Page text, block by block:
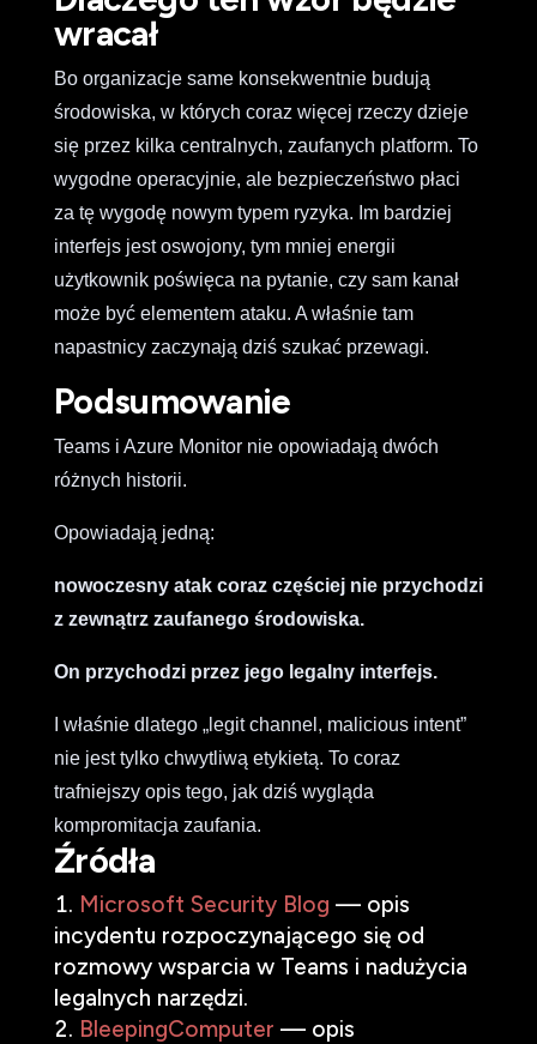
wracał
Bo organizacje same konsekwentnie budują
środowiska, w których coraz więcej rzeczy dzieje
się przez kilka centralnych, zaufanych platform. To
wygodne operacyjnie, ale bezpieczeństwo płaci
za tę wygodę nowym typem ryzyka. Im bardziej
interfejs jest oswojony, tym mniej energii
użytkownik poświęca na pytanie, czy sam kanał
może być elementem ataku. A właśnie tam
napastnicy zaczynają dziś szukać przewagi.
Podsumowanie
Teams i Azure Monitor nie opowiadają dwóch
różnych historii.
Opowiadają jedną:
nowoczesny atak coraz częściej nie przychodzi
z zewnątrz zaufanego środowiska.
On przychodzi przez jego legalny interfejs.
I właśnie dlatego „legit channel, malicious intent”
nie jest tylko chwytliwą etykietą. To coraz
trafniejszy opis tego, jak dziś wygląda
kompromitacja zaufania.
Źródła
Microsoft Security Blog — opis
incydentu rozpoczynającego się od
rozmowy wsparcia w Teams i nadużycia
legalnych narzędzi.
BleepingComputer — opis